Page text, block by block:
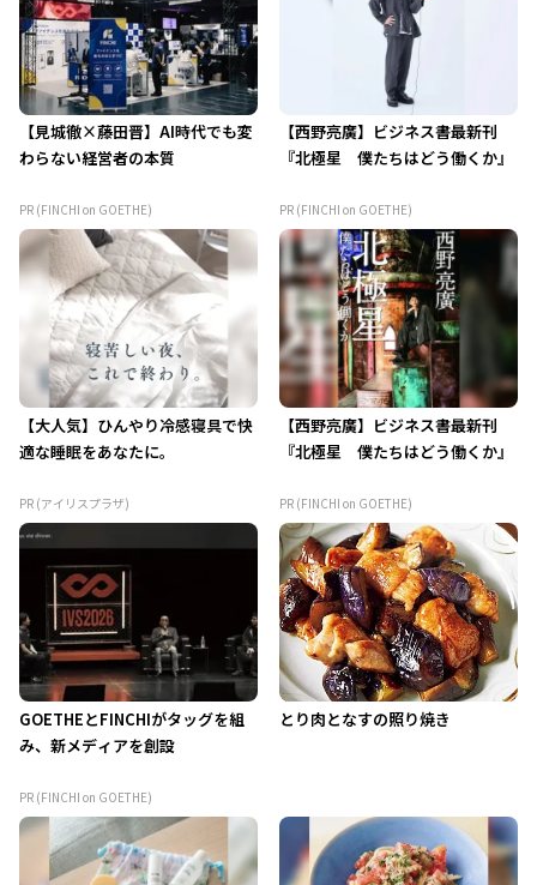
【見城徹×藤田晋】AI時代でも変
わらない経営者の本質
PR (FINCHI on GOETHE)
【西野亮廣】ビジネス書最新刊
『北極星 僕たちはどう働くか』
PR (FINCHI on GOETHE)
【大人気】ひんやり冷感寝具で快
適な睡眠をあなたに。
PR (アイリスプラザ)
【西野亮廣】ビジネス書最新刊
『北極星 僕たちはどう働くか』
PR (FINCHI on GOETHE)
GOETHEとFINCHIがタッグを組
み、新メディアを創設
PR (FINCHI on GOETHE)
とり肉となすの照り焼き